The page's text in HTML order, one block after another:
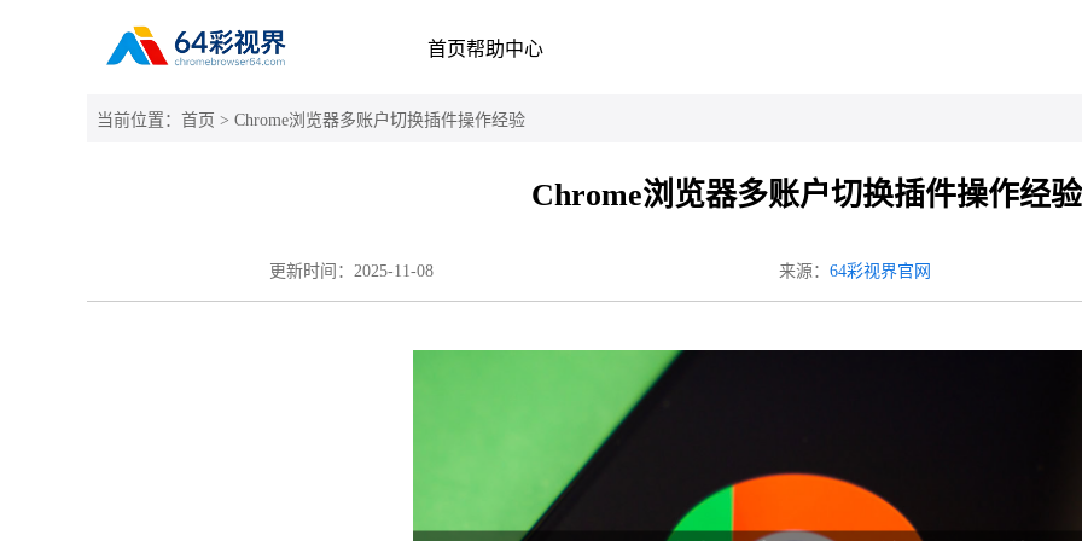
首页帮助中心
当前位置： 首页 > Chrome浏览器多账户切换插件操作经验
Chrome浏览器多账户切换插件操作经验
更新时间： 2025-11-08 来源： 64彩视界官网